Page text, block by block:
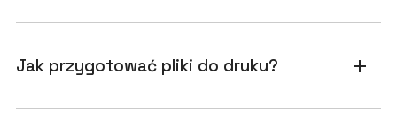
Jak przygotować pliki do druku? add